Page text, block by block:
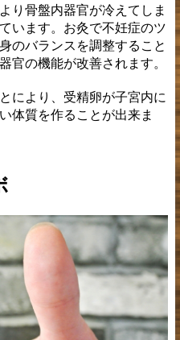
り骨盤内器官が冷えてしま
います。お灸で不妊症のツ
のバランスを調整すること
官の機能が改善されます。
により、受精卵が子宮内に
体質を作ることが出来ま